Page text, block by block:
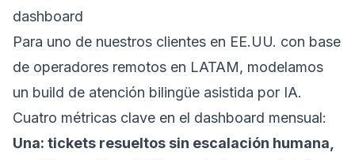
dashboard
Para uno de nuestros clientes en EE.UU. con base
de operadores remotos en LATAM, modelamos
un build de atención bilingüe asistida por IA.
Cuatro métricas clave en el dashboard mensual:
Una: tickets resueltos sin escalación humana,